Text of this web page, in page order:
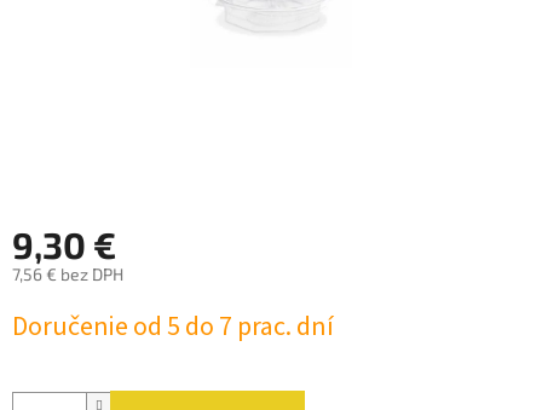
9,30 €
7,56 € bez DPH
cena:
Doručenie od 5 do 7 prac. dní